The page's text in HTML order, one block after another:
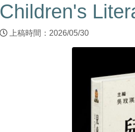
Children's
上稿時間：2026/05/30